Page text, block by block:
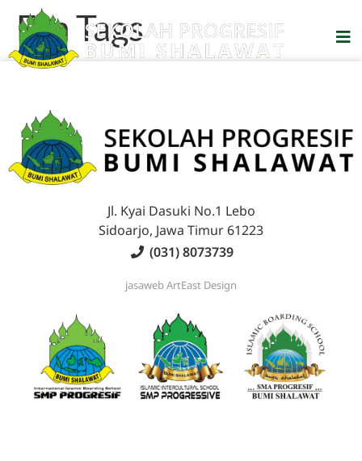
Etn Tags
Jl. Kyai Dasuki No.1 Lebo
Sidoarjo, Jawa Timur 61223
(031) 8073739
jasawebArtEast Design